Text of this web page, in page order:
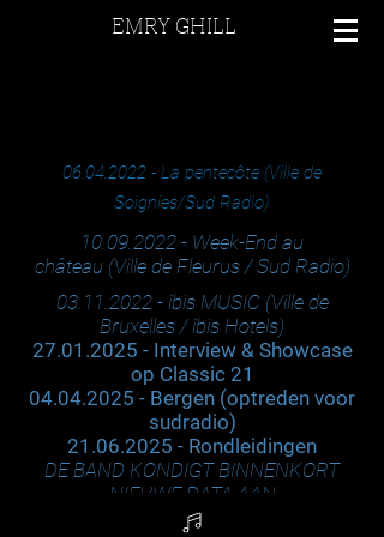
EMRY GHILL
06.04.2022 - La pentecôte (Ville de
Soignies/Sud Radio)
10.09.2022 - Week-End au
château(Ville de Fleurus / Sud Radio)
03.11.2022- ibis MUSIC (Ville de
Bruxelles / ibis Hotels)
27.01.2025 - Interview & Showcase
op Classic 21
04.04.2025 - Bergen (optreden voor
sudradio)
21.06.2025 - Rondleidingen
DE BAND KONDIGT BINNENKORT
NIEUWE DATA AAN
AFHANKELIJK VAN EMRY'S